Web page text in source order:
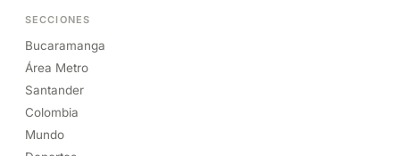
SECCIONES
Bucaramanga
Área Metro
Santander
Colombia
Mundo